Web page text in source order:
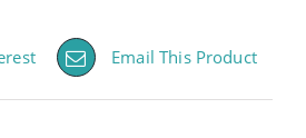
Email This Product